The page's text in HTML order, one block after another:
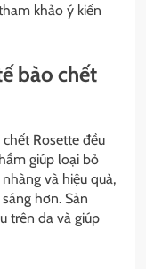
khảo ý kiến
bào chết
Rosette đều
giúp loại bỏ
và hiệu quả,
hơn. Sản
trên da và giúp